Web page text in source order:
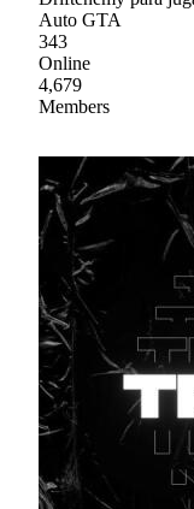
Auto GTA
343
Online
4,679
Members